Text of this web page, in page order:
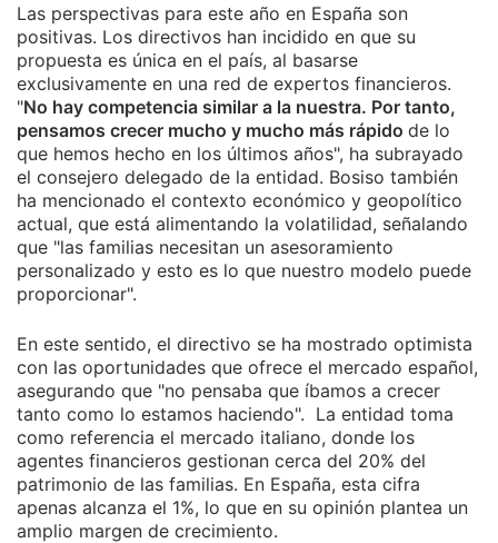
Las perspectivas para este año en España son
positivas. Los directivos han incidido en que su
propuesta es única en el país, al basarse
exclusivamente en una red de expertos financieros.
"No hay competencia similar a la nuestra. Por tanto,
pensamos crecer mucho y mucho más rápido de lo
que hemos hecho en los últimos años", ha subrayado
el consejero delegado de la entidad. Bosiso también
ha mencionado el contexto económico y geopolítico
actual, que está alimentando la volatilidad, señalando
que "las familias necesitan un asesoramiento
personalizado y esto es lo que nuestro modelo puede
proporcionar".
En este sentido, el directivo se ha mostrado optimista
con las oportunidades que ofrece el mercado español,
asegurando que "no pensaba que íbamos a crecer
tanto como lo estamos haciendo". La entidad toma
como referencia el mercado italiano, donde los
agentes financieros gestionan cerca del 20% del
patrimonio de las familias. En España, esta cifra
apenas alcanza el 1%, lo que en su opinión plantea un
amplio margen de crecimiento.